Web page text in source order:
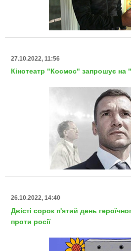
27.10.2022, 11:56
Кінотеатр "Космос" запрошує на
26.10.2022, 14:40
Двісті сорок п'ятий день
проти росії